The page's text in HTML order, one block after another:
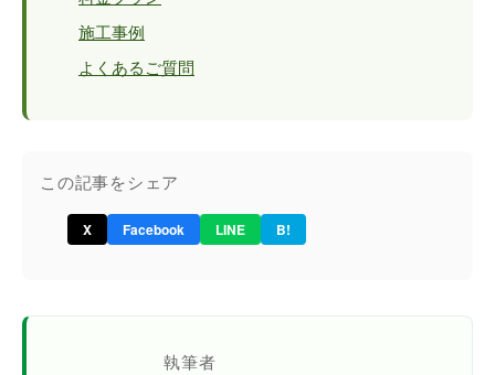
施工事例
よくあるご質問
この記事をシェア
X Facebook LINE B!
執筆者